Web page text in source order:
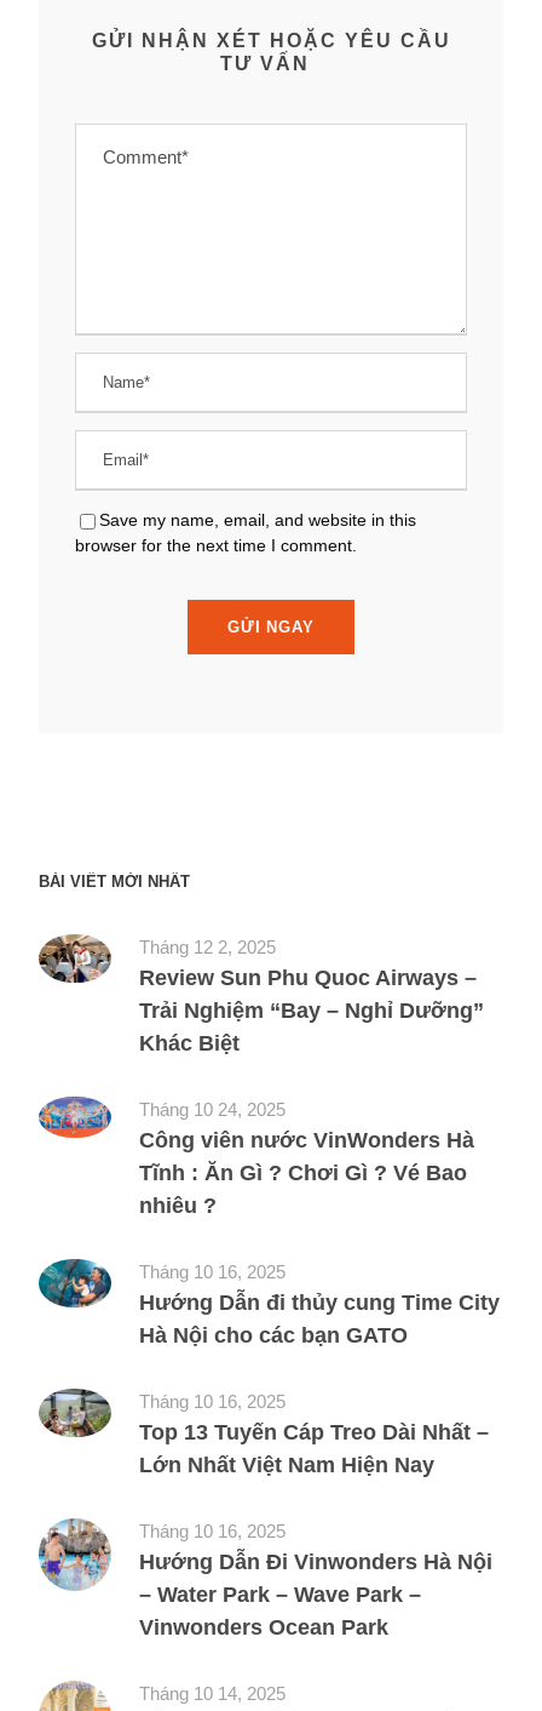
GỬI NHẬN XÉT HOẶC YÊU CẦU
TƯ VẤN
Save my name, email, and website in this
browser for the next time I comment.
BÀI VIẾT MỚI NHẤT
Tháng 12 2, 2025
Review Sun Phu Quoc Airways –
Trải Nghiệm “Bay – Nghỉ Dưỡng”
Khác Biệt
Tháng 10 24, 2025
Công viên nước VinWonders Hà
Tĩnh : Ăn Gì ? Chơi Gì ? Vé Bao
nhiêu ?
Tháng 10 16, 2025
Hướng Dẫn đi thủy cung Time City
Hà Nội cho các bạn GATO
Tháng 10 16, 2025
Top 13 Tuyến Cáp Treo Dài Nhất –
Lớn Nhất Việt Nam Hiện Nay
Tháng 10 16, 2025
Hướng Dẫn Đi Vinwonders Hà Nội
– Water Park – Wave Park –
Vinwonders Ocean Park
Tháng 10 14, 2025